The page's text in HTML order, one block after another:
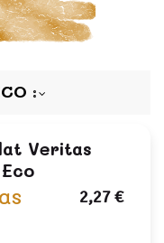
mejores productos de
de productores
Veritas
2,27 €